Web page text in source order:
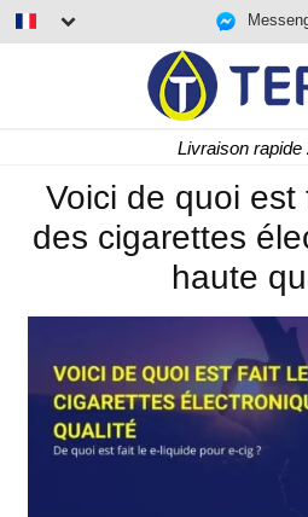
Livraison rapide
Voici de quoi est
des cigarettes
haute